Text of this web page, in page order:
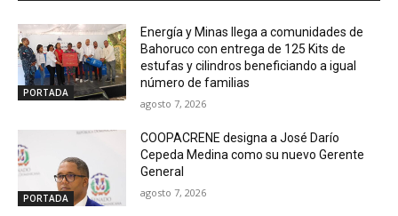
PORTADA
Energía y Minas llega a comunidades de
Bahoruco con entrega de 125 Kits de
estufas y cilindros beneficiando a igual
número de familias
agosto 7, 2026
PORTADA
COOPACRENE designa a José Darío
Cepeda Medina como su nuevo Gerente
General
agosto 7, 2026